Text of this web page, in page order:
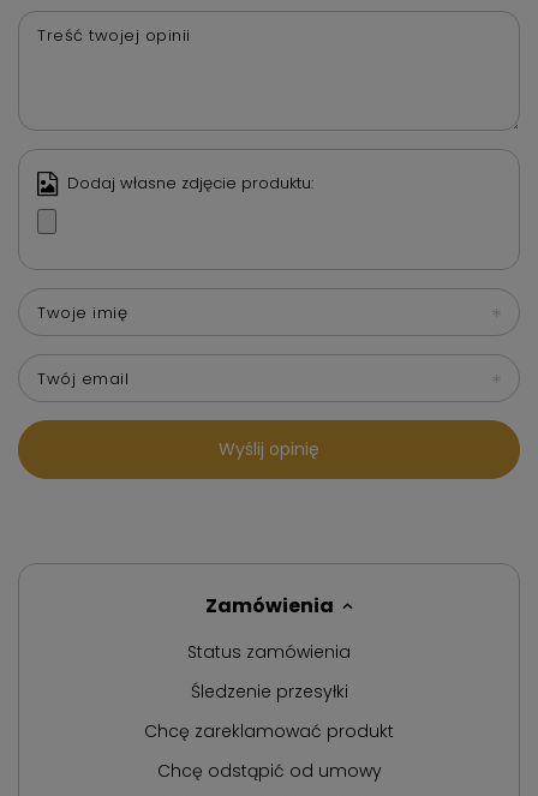
Treść twojej opinii
Dodaj własne zdjęcie produktu:
Twoje imię
Twój email
Wyślij opinię
Zamówienia
Status zamówienia
Śledzenie przesyłki
Chcę zareklamować produkt
Chcę odstąpić od umowy